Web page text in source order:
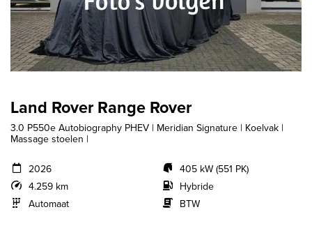
Land Rover Range Rover
3.0 P550e Autobiography PHEV | Meridian Signature | Koelvak |
Massage stoelen |
2026
4.259 km
Automaat
405 kW (551 PK)
Hybride
BTW